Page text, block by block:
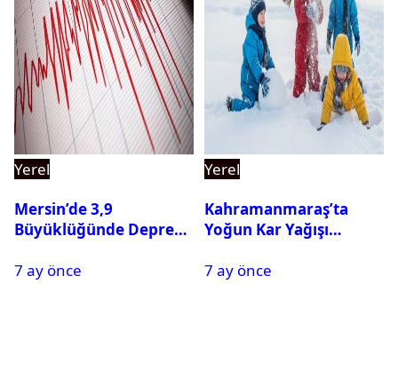
Yerel
Mersin’de 3,9
Büyüklüğünde Deprem
7 ay önce
Yerel
Kahramanmaraş’ta
Yoğun Kar Yağışı
Tatil
7 ay önce